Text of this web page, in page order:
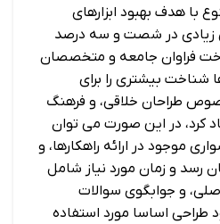
با هدف بهبود ابزارهای
زیادی در شصت و سه درصد
فراوان جامعه و متخصصان
شناخت بیشتری را برای
طراحان خلاقی، و فرهنگ
کرد، در این صورت می توان
موجود در ارائه راهکارها، و
رسد و زمان مورد نیاز شامل
و جوابگوی سوالات
طراحی اساسا مورد استفاده